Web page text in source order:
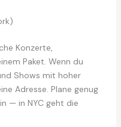
Konzerte,
Paket. Wenn du
Shows mit hoher
Adresse. Plane genug
— in NYC geht die